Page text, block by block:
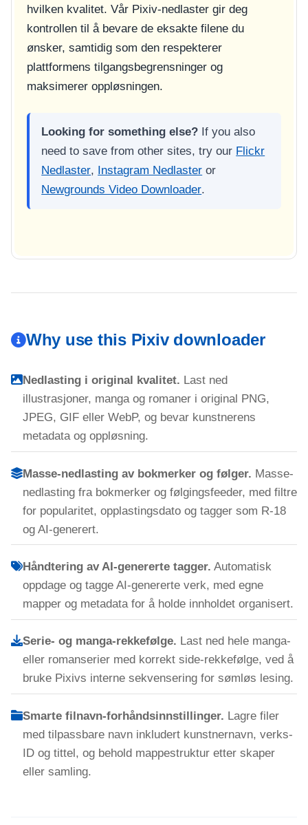
hvilken kvalitet. Vår Pixiv-nedlaster gir deg
kontrollen til å bevare de eksakte filene du
ønsker, samtidig som den respekterer
plattformens tilgangsbegrensninger og
maksimerer oppløsningen.
Looking for something else? If you also
need to save from other sites, try our Flickr
Nedlaster, Instagram Nedlaster or
Newgrounds Video Downloader.
Why use this Pixiv downloader
Nedlasting i original kvalitet. Last ned
illustrasjoner, manga og romaner i original PNG,
JPEG, GIF eller WebP, og bevar kunstnerens
metadata og oppløsning.
Masse-nedlasting av bokmerker og følger. Masse-
nedlasting fra bokmerker og følgingsfeeder, med filtre
for popularitet, opplastingsdato og tagger som R-18
og AI-generert.
Håndtering av AI-genererte tagger. Automatisk
oppdage og tagge AI-genererte verk, med egne
mapper og metadata for å holde innholdet organisert.
Serie- og manga-rekkefølge. Last ned hele manga-
eller romanserier med korrekt side-rekkefølge, ved å
bruke Pixivs interne sekvensering for sømløs lesing.
Smarte filnavn-forhåndsinnstillinger. Lagre filer
med tilpassbare navn inkludert kunstnernavn, verks-
ID og tittel, og behold mappestruktur etter skaper
eller samling.